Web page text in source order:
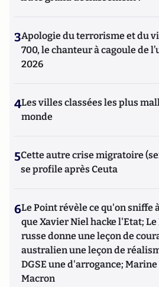
3Apologie du terrorisme et du
700, le chanteur à cagoule de
2026
4Les villes classées les plus
monde
5Cette autre crise migratoire
se profile après Ceuta
6Le Point révèle ce qu'on sniffe
que Xavier Niel hacke l'Etat;
russe donne une leçon de
australien une leçon de
DGSE une d'arrogance;
Macron